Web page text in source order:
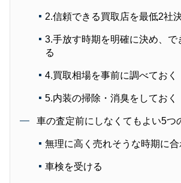
2.信頼できる買取店を最低2社
3.手放す時期を明確に決め、で
る
4.買取相場を事前に調べておく
5.内装の掃除・消臭をしておく
車の査定前にしなくてもよい5つ
無理に高く売れそうな時期に合
車検を受ける